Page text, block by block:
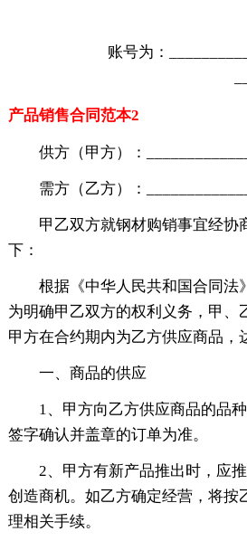
账号为：
产品销售合同范本2
供方（甲方）：
需方（乙方）：
甲乙双方就钢材购销事宜经协
下：
根据《中华人民共和国合同法
为明确甲乙双方的权利义务，甲、
甲方在合约期内为乙方供应商品，
一、商品的供应
1、甲方向乙方供应商品的品
签字确认并盖章的订单为准。
2、甲方有新产品推出时，应
创造商机。如乙方确定经营，将按
理相关手续。